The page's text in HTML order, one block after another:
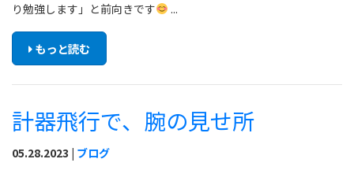
り勉強します」と前向きです
...
もっと読む
計器飛行で、腕の見せ所
05.28.2023 | ブログ